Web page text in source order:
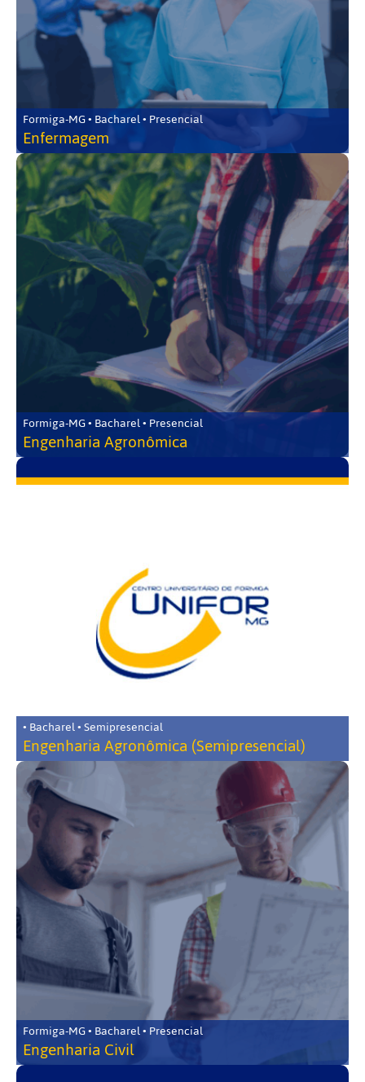
Formiga-MG • Bacharel • Presencial
Enfermagem
Formiga-MG • Bacharel • Presencial
Engenharia Agronômica
• Bacharel • Semipresencial
Engenharia Agronômica (Semipresencial)
Formiga-MG • Bacharel • Presencial
Engenharia Civil